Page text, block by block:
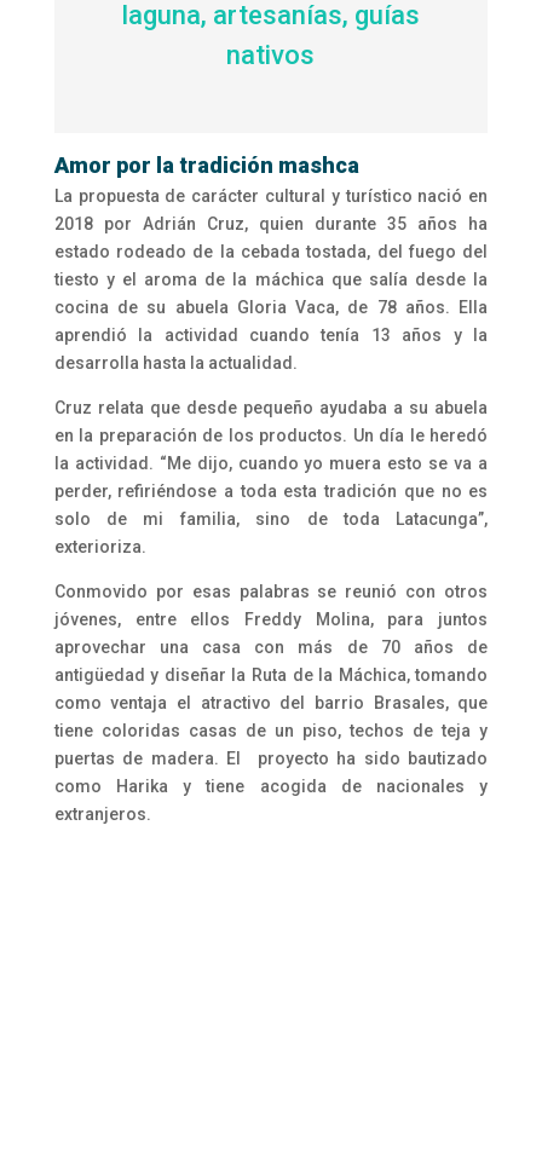
laguna, artesanías, guías
nativos
Amor por la tradición mashca
La propuesta de carácter cultural y turístico nació en
2018 por Adrián Cruz, quien durante 35 años ha
estado rodeado de la cebada tostada, del fuego del
tiesto y el aroma de la máchica que salía desde la
cocina de su abuela Gloria Vaca, de 78 años. Ella
aprendió la actividad cuando tenía 13 años y la
desarrolla hasta la actualidad.
Cruz relata que desde pequeño ayudaba a su abuela
en la preparación de los productos. Un día le heredó
la actividad. “Me dijo, cuando yo muera esto se va a
perder, refiriéndose a toda esta tradición que no es
solo de mi familia, sino de toda Latacunga”,
exterioriza.
Conmovido por esas palabras se reunió con otros
jóvenes, entre ellos Freddy Molina, para juntos
aprovechar una casa con más de 70 años de
antigüedad y diseñar la Ruta de la Máchica, tomando
como ventaja el atractivo del barrio Brasales, que
tiene coloridas casas de un piso, techos de teja y
puertas de madera. El proyecto ha sido bautizado
como Harika y tiene acogida de nacionales y
extranjeros.